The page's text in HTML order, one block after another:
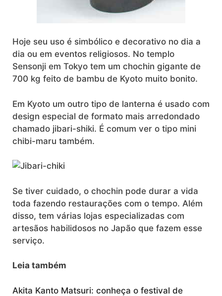
Hoje seu uso é simbólico e decorativo no dia a
dia ou em eventos religiosos. No templo
Sensonji em Tokyo tem um chochin gigante de
700 kg feito de bambu de Kyoto muito bonito.
Em Kyoto um outro tipo de lanterna é usado com
design especial de formato mais arredondado
chamado jibari-shiki. É comum ver o tipo mini
chibi-maru também.
Se tiver cuidado, o chochin pode durar a vida
toda fazendo restaurações com o tempo. Além
disso, tem várias lojas especializadas com
artesãos habilidosos no Japão que fazem esse
serviço.
Leia também
Akita Kanto Matsuri: conheça o festival de